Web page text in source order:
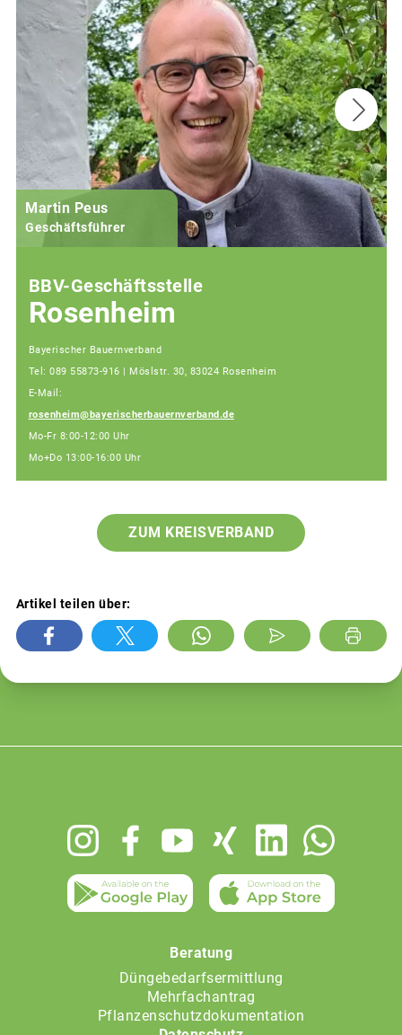
Martin Peus
Geschäftsführer
BBV-Geschäftsstelle
Rosenheim
Bayerischer Bauernverband
Tel: 089 55873-916 | Möslstr. 30, 83024 Rosenheim
E-Mail:
rosenheim@bayerischerbauernverband.de
Mo-Fr 8:00-12:00 Uhr
Mo+Do 13:00-16:00 Uhr
ZUM KREISVERBAND
Artikel teilen über:
Beratung
Düngebedarfsermittlung
Mehrfachantrag
Pflanzenschutzdokumentation